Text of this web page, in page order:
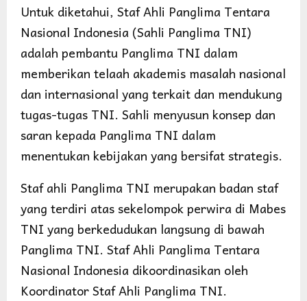
Untuk diketahui, Staf Ahli Panglima Tentara
Nasional Indonesia (Sahli Panglima TNI)
adalah pembantu Panglima TNI dalam
memberikan telaah akademis masalah nasional
dan internasional yang terkait dan mendukung
tugas-tugas TNI. Sahli menyusun konsep dan
saran kepada Panglima TNI dalam
menentukan kebijakan yang bersifat strategis.
Staf ahli Panglima TNI merupakan badan staf
yang terdiri atas sekelompok perwira di Mabes
TNI yang berkedudukan langsung di bawah
Panglima TNI. Staf Ahli Panglima Tentara
Nasional Indonesia dikoordinasikan oleh
Koordinator Staf Ahli Panglima TNI.